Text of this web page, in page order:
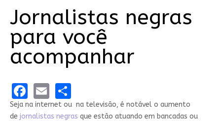
Jornalistas negras
para você
acompanhar
Facebook
EmailShare
Seja na internet ou na televisão, é notável o aumento
de jornalistas negras que estão atuando em bancadas ou